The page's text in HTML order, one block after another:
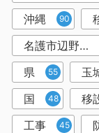
沖縄 90
名護市辺野古移設
県 55
国 48 移
工事 45